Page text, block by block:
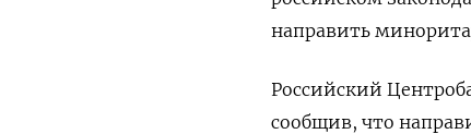
направить
Российский
сообщив, что